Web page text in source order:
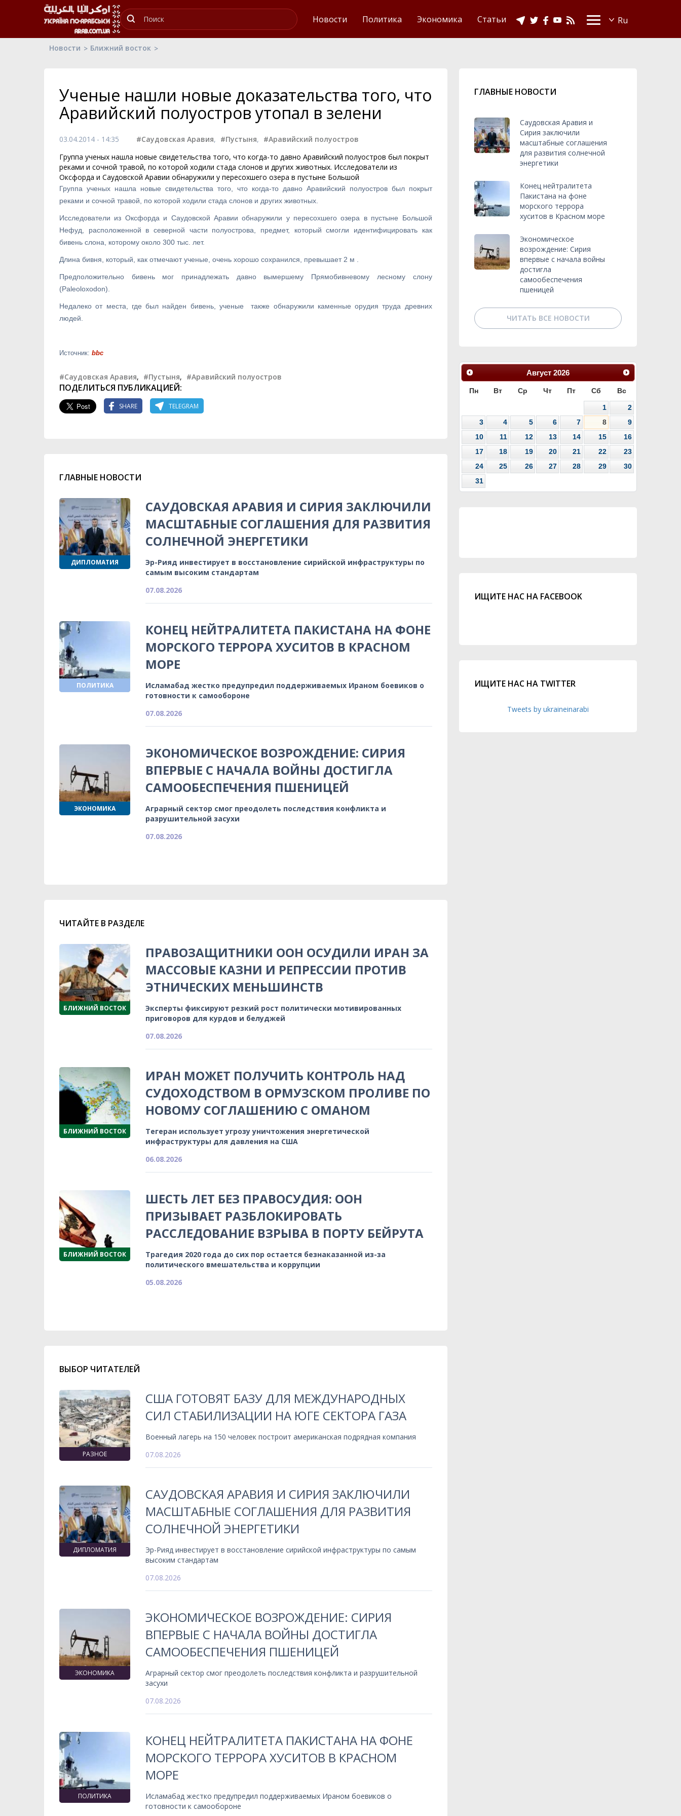
Новости Политика Экономика Статьи
Новости Ближний восток
Ученые нашли новые доказательства того, что
Аравийский полуостров утопал в зелени
03.04.2014 - 14:35 #Саудовская Аравия, #Пустыня, #Аравийский полуостров
Группа ученых нашла новые свидетельства того, что когда-то давно Аравийский полуостров был покрыт
реками и сочной травой, по которой ходили стада слонов и других животных. Исследователи из
Оксфорда и Саудовской Аравии обнаружили у пересохшего озера в пустыне Большой
Группа ученых нашла новые свидетельства того, что когда-то давно Аравийский полуостров был покрыт
реками и сочной травой, по которой ходили стада слонов и других животных.
Исследователи из Оксфорда и Саудовской Аравии обнаружили у пересохшего озера в пустыне Большой
Нефуд, расположенной в северной части полуострова, предмет, который смогли идентифицировать как
бивень слона, которому около 300 тыс. лет.
Длина бивня, который, как отмечают ученые, очень хорошо сохранился, превышает 2 м
Предположительно бивень мог принадлежать давно вымершему Прямобивневому лесному слону
(Paleoloxodon).
Недалеко от места, где был найден бивень, ученые также обнаружили каменные орудия труда древних
людей.
Источник: bbc
#Саудовская Аравия, #Пустыня, #Аравийский полуостров
ПОДЕЛИТЬСЯ ПУБЛИКАЦИЕЙ:
SHARE TELEGRAM
ГЛАВНЫЕ НОВОСТИ
ДИПЛОМАТИЯ
САУДОВСКАЯ АРАВИЯ И СИРИЯ ЗАКЛЮЧИЛИ
МАСШТАБНЫЕ СОГЛАШЕНИЯ ДЛЯ РАЗВИТИЯ
СОЛНЕЧНОЙ ЭНЕРГЕТИКИ
Эр-Рияд инвестирует в восстановление сирийской инфраструктуры по
самым высоким стандартам
07.08.2026
ПОЛИТИКА
КОНЕЦ НЕЙТРАЛИТЕТА ПАКИСТАНА НА ФОНЕ
МОРСКОГО ТЕРРОРА ХУСИТОВ В КРАСНОМ
МОРЕ
Исламабад жестко предупредил поддерживаемых Ираном боевиков о
готовности к самообороне
07.08.2026
ЭКОНОМИКА
ЭКОНОМИЧЕСКОЕ ВОЗРОЖДЕНИЕ: СИРИЯ
ВПЕРВЫЕ С НАЧАЛА ВОЙНЫ ДОСТИГЛА
САМООБЕСПЕЧЕНИЯ ПШЕНИЦЕЙ
Аграрный сектор смог преодолеть последствия конфликта и
разрушительной засухи
07.08.2026
ЧИТАЙТЕ В РАЗДЕЛЕ
БЛИЖНИЙ ВОСТОК
ПРАВОЗАЩИТНИКИ ООН ОСУДИЛИ ИРАН ЗА
МАССОВЫЕ КАЗНИ И РЕПРЕССИИ ПРОТИВ
ЭТНИЧЕСКИХ МЕНЬШИНСТВ
Эксперты фиксируют резкий рост политически мотивированных
приговоров для курдов и белуджей
07.08.2026
БЛИЖНИЙ ВОСТОК
ИРАН МОЖЕТ ПОЛУЧИТЬ КОНТРОЛЬ НАД
СУДОХОДСТВОМ В ОРМУЗСКОМ ПРОЛИВЕ ПО
НОВОМУ СОГЛАШЕНИЮ С ОМАНОМ
Тегеран использует угрозу уничтожения энергетической
инфраструктуры для давления на США
06.08.2026
БЛИЖНИЙ ВОСТОК
ШЕСТЬ ЛЕТ БЕЗ ПРАВОСУДИЯ: ООН
ПРИЗЫВАЕТ РАЗБЛОКИРОВАТЬ
РАССЛЕДОВАНИЕ ВЗРЫВА В ПОРТУ БЕЙРУТА
Трагедия 2020 года до сих пор остается безнаказанной из-за
политического вмешательства и коррупции
05.08.2026
ВЫБОР ЧИТАТЕЛЕЙ
РАЗНОЕ
США ГОТОВЯТ БАЗУ ДЛЯ МЕЖДУНАРОДНЫХ
СИЛ СТАБИЛИЗАЦИИ НА ЮГЕ СЕКТОРА ГАЗА
Военный лагерь на 150 человек построит американская подрядная компания
07.08.2026
ДИПЛОМАТИЯ
САУДОВСКАЯ АРАВИЯ И СИРИЯ ЗАКЛЮЧИЛИ
МАСШТАБНЫЕ СОГЛАШЕНИЯ ДЛЯ РАЗВИТИЯ
СОЛНЕЧНОЙ ЭНЕРГЕТИКИ
Эр-Рияд инвестирует в восстановление сирийской инфраструктуры по самым
высоким стандартам
07.08.2026
ЭКОНОМИКА
ЭКОНОМИЧЕСКОЕ ВОЗРОЖДЕНИЕ: СИРИЯ
ВПЕРВЫЕ С НАЧАЛА ВОЙНЫ ДОСТИГЛА
САМООБЕСПЕЧЕНИЯ ПШЕНИЦЕЙ
Аграрный сектор смог преодолеть последствия конфликта и разрушительной
засухи
07.08.2026
ПОЛИТИКА
КОНЕЦ НЕЙТРАЛИТЕТА ПАКИСТАНА НА ФОНЕ
МОРСКОГО ТЕРРОРА ХУСИТОВ В КРАСНОМ
МОРЕ
Исламабад жестко предупредил поддерживаемых Ираном боевиков о
готовности к самообороне
ГЛАВНЫЕ НОВОСТИ
Саудовская Аравия и
Сирия заключили
масштабные соглашения
для развития солнечной
энергетики
Конец нейтралитета
Пакистана на фоне
морского террора
хуситов в Красном море
Экономическое
возрождение: Сирия
впервые с начала войны
достигла
самообеспечения
пшеницей
ЧИТАТЬ ВСЕ НОВОСТИ
Август 2026
Пн Вт Ср Чт Пт Сб Вс
1
2
3
4 5 6 7 8
9
10
11 12 13 14 15
16
17
18 19 20 21 22
23
24
25 26 27 28 29
30
31
ИЩИТЕ НАС НА FACEBOOK
ИЩИТЕ НАС НА TWITTER
Tweets by ukraineinarabi